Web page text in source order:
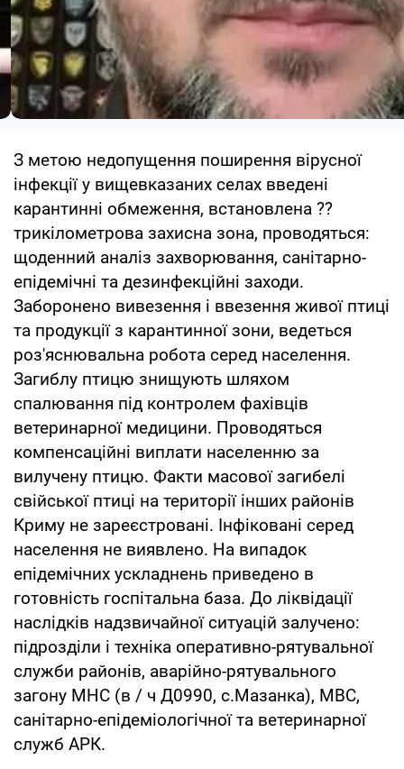
З метою недопущення поширення вірусної
інфекції у вищевказаних селах введені
карантинні обмеження, встановлена ??
трикілометрова захисна зона, проводяться:
щоденний аналіз захворювання, санітарно-
епідемічні та дезинфекційні заходи.
Заборонено вивезення і ввезення живої птиці
та продукції з карантинної зони, ведеться
роз'яснювальна робота серед населення.
Загиблу птицю знищують шляхом
спалювання під контролем фахівців
ветеринарної медицини. Проводяться
компенсаційні виплати населенню за
вилучену птицю. Факти масової загибелі
свійської птиці на території інших районів
Криму не зареєстровані. Інфіковані серед
населення не виявлено. На випадок
епідемічних ускладнень приведено в
готовність госпітальна база. До ліквідації
наслідків надзвичайної ситуацій залучено:
підрозділи і техніка оперативно-рятувальної
служби районів, аварійно-рятувального
загону МНС (в / ч Д0990, с.Мазанка), МВС,
санітарно-епідеміологічної та ветеринарної
служб АРК.